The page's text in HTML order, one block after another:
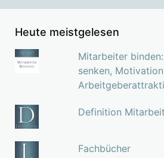
Heute meistgelesen
Mitarbeiter
senken,
Definition
Fachbücher